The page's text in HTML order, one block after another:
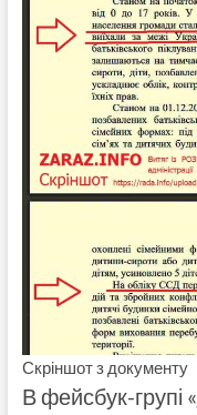
Скріншот з документу
В фейсбук-групі «